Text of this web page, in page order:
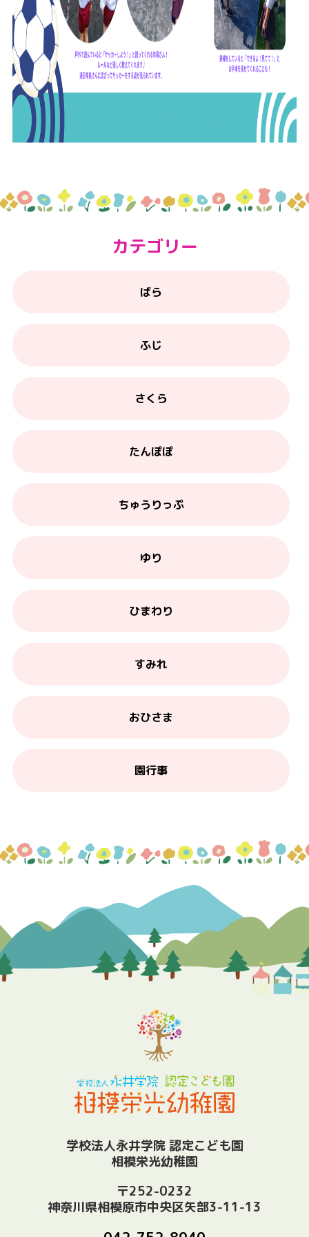
カテゴリー
ばら
ふじ
さくら
たんぽぽ
ちゅうりっぷ
ゆり
ひまわり
すみれ
おひさま
園行事
学校法人永井学院 認定こども園
相模栄光幼稚園
〒252-0232
神奈川県相模原市中央区矢部3-11-13